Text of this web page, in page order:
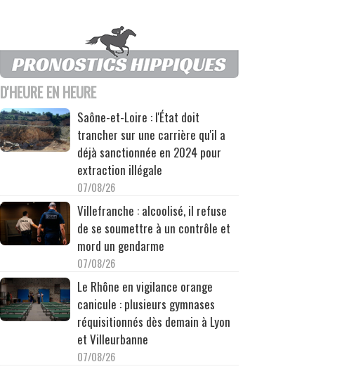
D'HEURE EN HEURE
Saône-et-Loire : l'État doit
trancher sur une carrière qu'il a
déjà sanctionnée en 2024 pour
extraction illégale
07/08/26
Villefranche : alcoolisé, il refuse
de se soumettre à un contrôle et
mord un gendarme
07/08/26
Le Rhône en vigilance orange
canicule : plusieurs gymnases
réquisitionnés dès demain à Lyon
et Villeurbanne
07/08/26